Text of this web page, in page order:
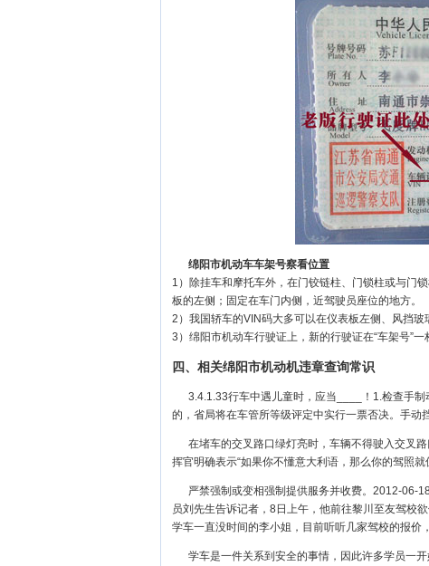
绵阳市机动车车架号察看位置
1）除挂车和摩托车外，在门铰链柱、门锁柱或与门
板的左侧；固定在车门内侧，近驾驶员座位的地方。
2）我国轿车的VIN码大多可以在仪表板左侧、风挡玻
3）绵阳市机动车行驶证上，新的行驶证在“车架号”一
四、相关绵阳市机动机违章查询常识
3.4.1.33行车中遇儿童时，应当____！1.检查手
的，省局将在车管所等级评定中实行一票否决。手动
在堵车的交叉路口绿灯亮时，车辆不得驶入交叉
挥官明确表示“如果你不懂意大利语，那么你的驾照
严禁强制或变相强制提供服务并收费。2012-06-
员刘先生告诉记者，8日上午，他前往黎川至友驾校
学车一直没时间的李小姐，目前听听几家驾校的报价
学车是一件关系到安全的事情，因此许多学员一